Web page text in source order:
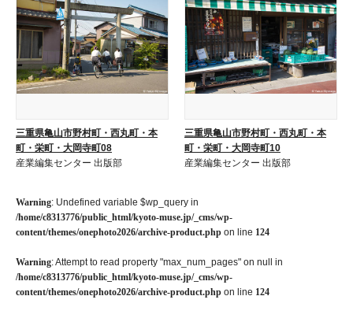
三重県亀山市野村町・西丸町・本
町・栄町・大岡寺町08
産業編集センター 出版部
三重県亀山市野村町・西丸町・本
町・栄町・大岡寺町10
産業編集センター 出版部
Warning: Undefined variable $wp_query in
/home/c8313776/public_html/kyoto-muse.jp/_cms/wp-
content/themes/onephoto2026/archive-product.php on line 124
Warning: Attempt to read property "max_num_pages" on null in
/home/c8313776/public_html/kyoto-muse.jp/_cms/wp-
content/themes/onephoto2026/archive-product.php on line 124